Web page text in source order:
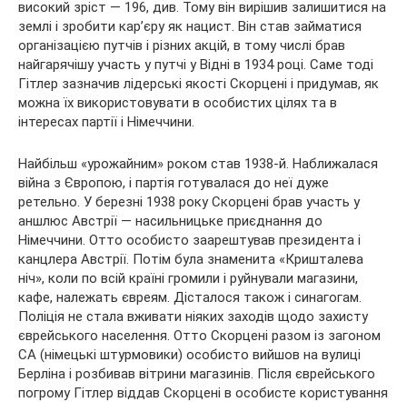
високий зріст — 196, див. Тому він вирішив залишитися на
землі і зробити кар’єру як нацист. Він став займатися
організацією путчів і різних акцій, в тому числі брав
найгарячішу участь у путчі у Відні в 1934 році. Саме тоді
Гітлер зазначив лідерські якості Скорцені і придумав, як
можна їх використовувати в особистих цілях та в
інтересах партії і Німеччини.
Найбільш «урожайним» роком став 1938-й. Наближалася
війна з Європою, і партія готувалася до неї дуже
ретельно. У березні 1938 року Скорцені брав участь у
аншлюс Австрії — насильницьке приєднання до
Німеччини. Отто особисто заарештував президента і
канцлера Австрії. Потім була знаменита «Кришталева
ніч», коли по всій країні громили і руйнували магазини,
кафе, належать євреям. Дісталося також і синагогам.
Поліція не стала вживати ніяких заходів щодо захисту
єврейського населення. Отто Скорцені разом із загоном
СА (німецькі штурмовики) особисто вийшов на вулиці
Берліна і розбивав вітрини магазинів. Після єврейського
погрому Гітлер віддав Скорцені в особисте користування